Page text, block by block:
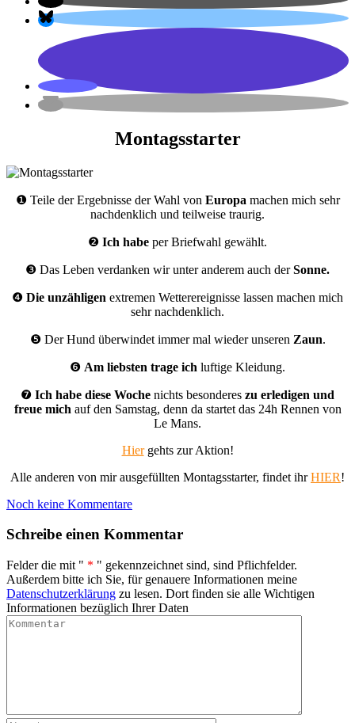
Montagsstarter
❶ Teile der Ergebnisse der Wahl von Europa machen mich sehr
nachdenklich und teilweise traurig.
❷ Ich habe per Briefwahl gewählt.
❸ Das Leben verdanken wir unter anderem auch derSonne.
❹ Die unzähligen extremen Wetterereignisse lassen machen mich
sehr nachdenklich.
❺ Der Hund überwindet immer mal wieder unseren Zaun.
❻ Am liebsten trage ich luftige Kleidung.
❼ Ich habe diese Woche nichts besonderes zu erledigen und
freue mich auf den Samstag, denn da startet das 24h Rennen von
Le Mans.
Hiergehts zur Aktion!
Alle anderen von mir ausgefüllten Montagsstarter, findet ihrHIER!
Noch keine Kommentare
Schreibe einen Kommentar
Felder die mit " * " gekennzeichnet sind, sind Pflichfelder.
Außerdem bitte ich Sie, für genauere Informationen meine
Datenschutzerklärung zu lesen. Dort finden sie alle Wichtigen
Informationen bezüglich Ihrer Daten